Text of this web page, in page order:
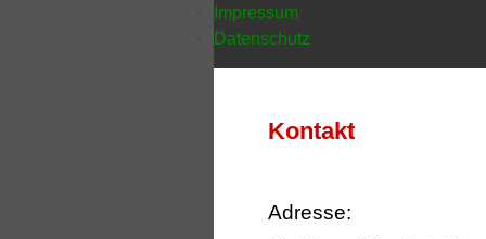
Impressum
Datenschutz
Kontakt
Adresse: